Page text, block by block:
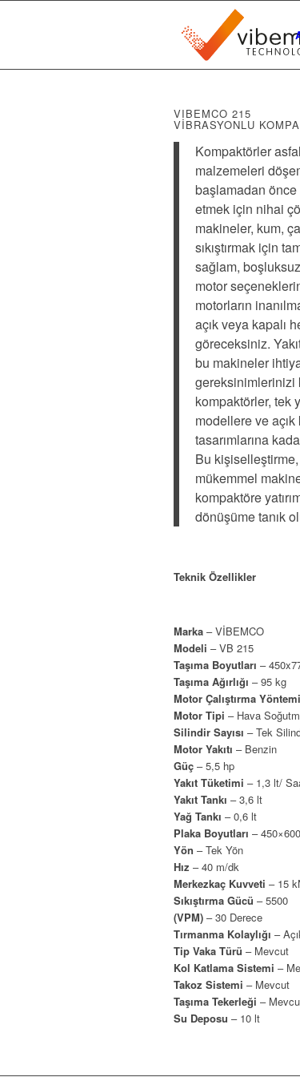
VIBEMCO 215
VİBRASYONLU
Kompaktörler
malzemeleri
başlamadan
etmek için nihai
makineler, kum,
sıkıştırmak için
sağlam,
motor
motorların
açık veya kapalı
göreceksiniz.
bu makineler
gereksinimlerinizi
kompaktörler, tek
modellere ve açık
tasarımlarına
Bu kişiselleştirme,
mükemmel
kompaktöre
dönüşüme tanık
Teknik Özellikler
Marka ​​– VİBEMCO
Modeli – VB 215
Taşıma Boyutları –
Taşıma Ağırlığı – 95 kg
Motor Çalıştırma Yöntemi
Motor Tipi – Hava
Silindir Sayısı – Tek
Motor Yakıtı – Benzin
Güç – 5,5 hp
Yakıt Tüketimi – 1,3 lt/
Yakıt Tankı – 3,6 lt
Yağ Tankı – 0,6 lt
Plaka Boyutları –
Yön – Tek Yön
Hız – 40 m/dk
Merkezkaç Kuvveti – 15
Sıkıştırma Gücü – 5500
(VPM) – 30 Derece
Tırmanma Kolaylığı –
Tip Vaka Türü – Mevcut
Kol Katlama Sistemi –
Takoz Sistemi – Mevcut
Taşıma Tekerleği –
Su Deposu – 10 lt